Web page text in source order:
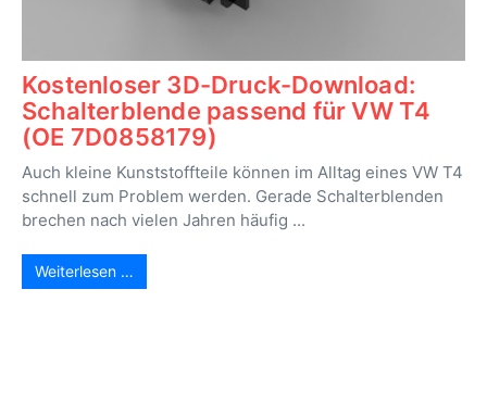
Kostenloser 3D-Druck-Download:
Schalterblende passend für VW T4
(OE 7D0858179)
Auch kleine Kunststoffteile können im Alltag eines VW T4
schnell zum Problem werden. Gerade Schalterblenden
brechen nach vielen Jahren häufig ...
Weiterlesen …